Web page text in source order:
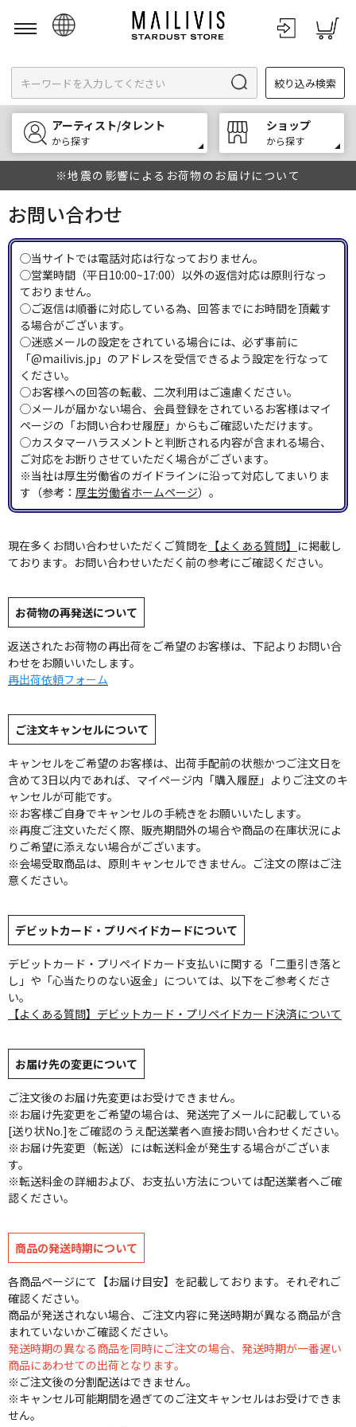
English
한국어
中文
絞り込み検索
アーティスト/タレント
から探す
ショップ
から探す
※地震の影響によるお荷物のお届けについて
お問い合わせ
◯当サイトでは電話対応は行なっておりません。
◯営業時間（平日10:00~17:00）以外の返信対応は原則行なっ
ておりません。
◯ご返信は順番に対応している為、回答までにお時間を頂戴す
る場合がございます。
◯迷惑メールの設定をされている場合には、必ず事前に
「@mailivis.jp」のアドレスを受信できるよう設定を行なって
ください。
◯お客様への回答の転載、二次利用はご遠慮ください。
◯メールが届かない場合、会員登録をされているお客様はマイ
ページの「お問い合わせ履歴」からもご確認いただけます。
◯カスタマーハラスメントと判断される内容が含まれる場合、
ご対応をお断りさせていただく場合がございます。
※当社は厚生労働省のガイドラインに沿って対応してまいりま
す（参考： 厚生労働省ホームページ）。
現在多くお問い合わせいただくご質問を 【よくある質問】 に掲載し
ております。お問い合わせいただく前の参考にご確認ください。
お荷物の再発送について
返送されたお荷物の再出荷をご希望のお客様は、下記よりお問い合
わせをお願いいたします。
再出荷依頼フォーム
ご注文キャンセルについて
キャンセルをご希望のお客様は、出荷手配前の状態かつご注文日を
含めて3日以内であれば、マイページ内「購入履歴」よりご注文のキ
ャンセルが可能です。
※お客様ご自身でキャンセルの手続きをお願いいたします。
※再度ご注文いただく際、販売期間外の場合や商品の在庫状況によ
りご希望に添えない場合がございます。
※会場受取商品は、原則キャンセルできません。ご注文の際はご注
意ください。
デビットカード・プリペイドカードについて
デビットカード・プリペイドカード支払いに関する「二重引き落と
し」や「心当たりのない返金」については、以下をご参考くださ
い。
【よくある質問】デビットカード・プリペイドカード決済について
お届け先の変更について
ご注文後のお届け先変更はお受けできません。
※お届け先変更をご希望の場合は、発送完了メールに記載している
[送り状No.]をご確認のうえ配送業者へ直接お問い合わせください。
※お届け先変更（転送）には転送料金が発生する場合がございま
す。
※転送料金の詳細および、お支払い方法については配送業者へご確
認ください。
商品の発送時期について
各商品ページにて【お届け目安】を記載しております。それぞれご
確認ください。
商品が発送されない場合、ご注文内容に発送時期が異なる商品が含
まれていないかご確認ください。
発送時期の異なる商品を同時にご注文の場合、発送時期が一番遅い
商品にあわせての出荷となります。
※ご注文後の分割配送はできません。
※キャンセル可能期間を過ぎてのご注文キャンセルはお受けできま
せん。